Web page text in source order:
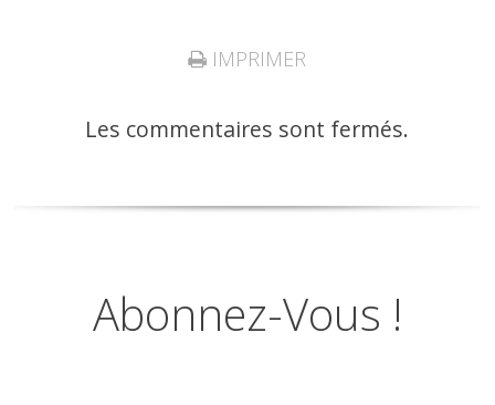
IMPRIMER
Les commentaires sont fermés.
Abonnez-Vous !